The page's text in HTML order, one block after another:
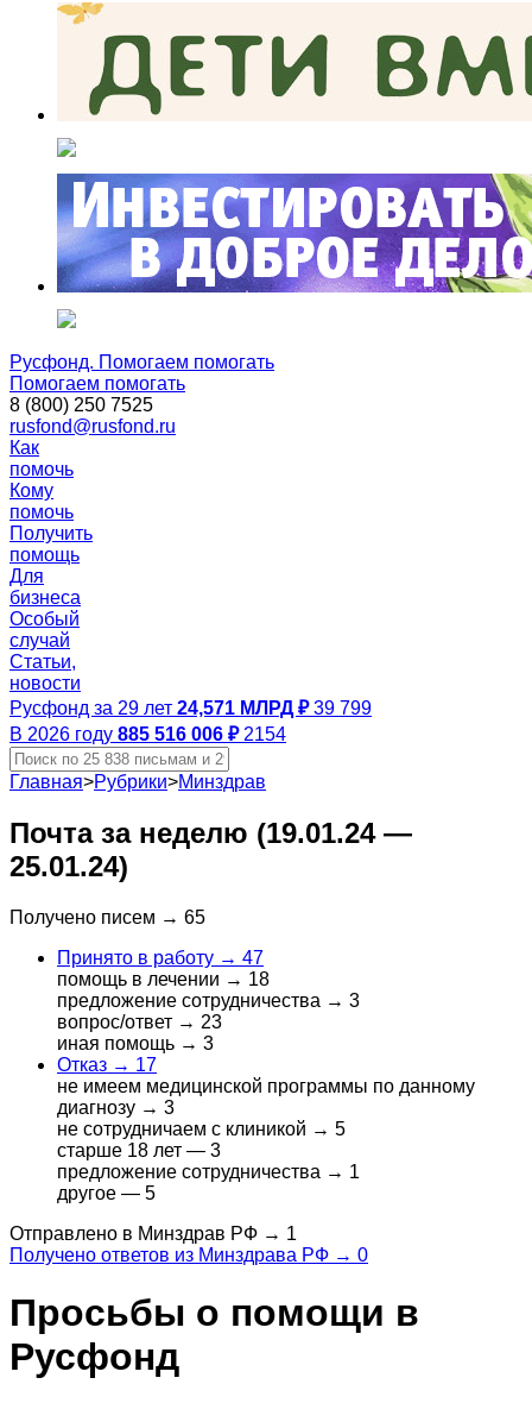
Русфонд. Помогаем помогать
Помогаем помогать
8 (800) 250 7525
rusfond@rusfond.ru
Как
помочь
Кому
помочь
Получить
помощь
Для
бизнеса
Особый
случай
Статьи,
новости
Русфонд за 29 лет 24,571 МЛРД ₽ 39 799
В 2026 году 885 516 006 ₽ 2154
Главная>Рубрики>Минздрав
Почта за неделю (19.01.24 —
25.01.24)
Получено писем → 65
Принято в работу → 47
помощь в лечении → 18
предложение сотрудничества → 3
вопрос/ответ → 23
иная помощь → 3
Отказ → 17
не имеем медицинской программы по данному
диагнозу → 3
не сотрудничаем с клиникой → 5
старше 18 лет — 3
предложение сотрудничества → 1
другое — 5
Отправлено в Минздрав РФ → 1
Получено ответов из Минздрава РФ → 0
Просьбы о помощи в
Русфонд